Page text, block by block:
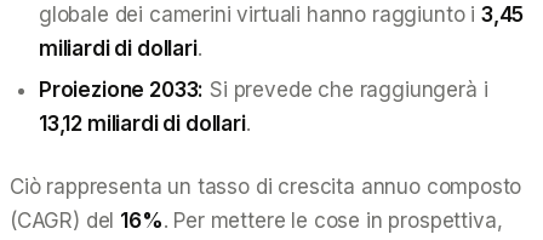
globale dei camerini virtuali hanno raggiunto i 3,45
miliardi di dollari.
Proiezione 2033: Si prevede che raggiungerà i
13,12 miliardi di dollari.
Ciò rappresenta un tasso di crescita annuo composto
(CAGR) del 16%. Per mettere le cose in prospettiva,